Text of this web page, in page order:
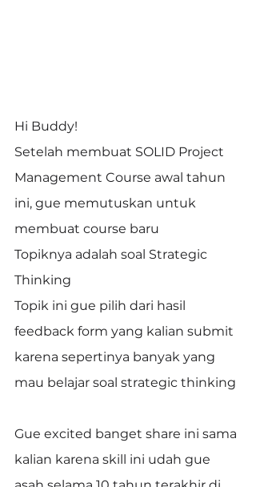
Hi Buddy!
Setelah membuat SOLID Project
Management Course awal tahun
ini, gue memutuskan untuk
membuat course baru
Topiknya adalah soal Strategic
Thinking
Topik ini gue pilih dari hasil
feedback form yang kalian submit
karena sepertinya banyak yang
mau belajar soal strategic thinking
Gue excited banget share ini sama
kalian karena skill ini udah gue